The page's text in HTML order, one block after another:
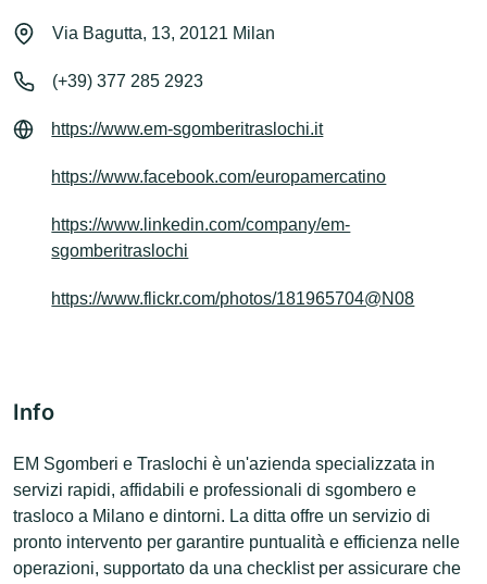
Via Bagutta, 13, 20121 Milan
(+39) 377 285 2923
https://www.em-sgomberitraslochi.it
https://www.facebook.com/europamercatino
https://www.linkedin.com/company/em-
sgomberitraslochi
https://www.flickr.com/photos/181965704@N08
Info
EM Sgomberi e Traslochi è un'azienda specializzata in
servizi rapidi, affidabili e professionali di sgombero e
trasloco a Milano e dintorni. La ditta offre un servizio di
pronto intervento per garantire puntualità e efficienza nelle
operazioni, supportato da una checklist per assicurare che